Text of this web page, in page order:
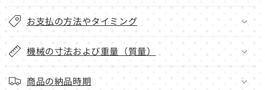
お支払の方法やタイミング
機械の寸法および重量（質量）
商品の納品時期